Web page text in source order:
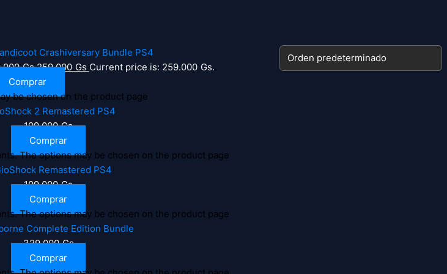
Gs.259.000 Gs Current price is: 259.000 Gs.
Comprar
be chosen on the product page
199.000Gs
Comprar
The options may be chosen on the product page
199.000Gs
Comprar
The options may be chosen on the product page
329.000Gs
Comprar